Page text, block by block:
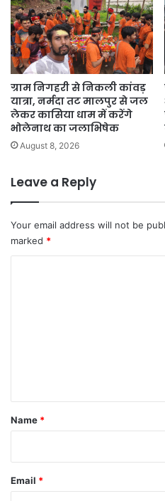
ग्राम निगहरी से निकली कांवड़
यात्रा, नर्मदा तट मालपुर से जल
लेकर कासिया धाम में करेंगे
भोलेनाथ का जलाभिषेक
August 8, 2026
Leave a Reply
Your email address will not be
marked *
*
Name *
Email *